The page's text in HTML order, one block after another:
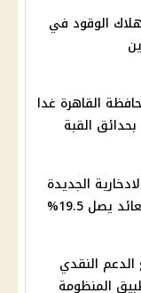
الوقود في
القاهرة غدا
بحدائق القبة
الجديدة
19.5%
النقدي
المنظومة